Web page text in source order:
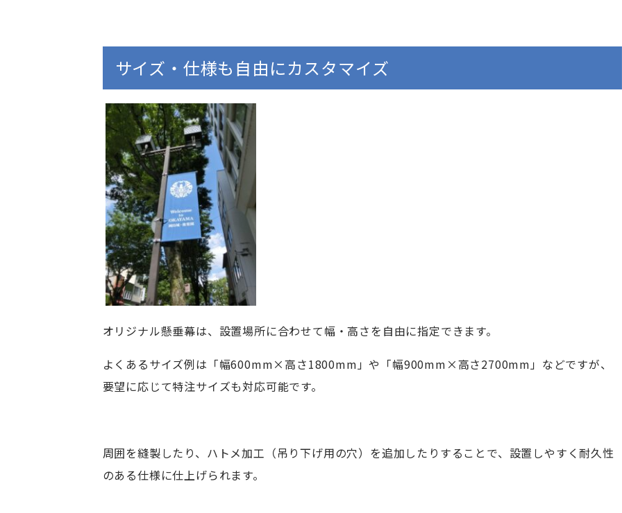
サイズ・仕様も自由にカスタマイズ
オリジナル懸垂幕は、設置場所に合わせて幅・高さを自由に指定できます。
よくあるサイズ例は「幅600mm×高さ1800mm」や「幅900mm×高さ2700mm」などですが、
要望に応じて特注サイズも対応可能です。
周囲を縫製したり、ハトメ加工（吊り下げ用の穴）を追加したりすることで、設置しやすく耐久性
のある仕様に仕上げられます。